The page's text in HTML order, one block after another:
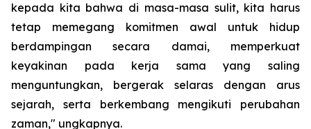
kepada kita bahwa di masa-masa sulit, kita harus
tetap memegang komitmen awal untuk hidup
berdampingan secara damai, memperkuat
keyakinan pada kerja sama yang saling
menguntungkan, bergerak selaras dengan arus
sejarah, serta berkembang mengikuti perubahan
zaman," ungkapnya.